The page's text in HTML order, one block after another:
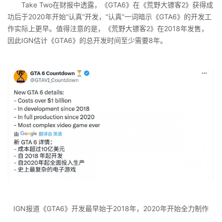
Take Two在财报中透露，《GTA6》在《荒野大镖客2》获得成
功后于2020年开始“认真”开发，“认真”一词暗示《GTA6》的开发工
作实际上更早。值得注意的是，《荒野大镖客2》在2018年发售，
因此IGN估计《GTA6》的总开发时间至少需要8年。
IGN报道《GTA6》开发最早始于2018年，2020年开始全力制作